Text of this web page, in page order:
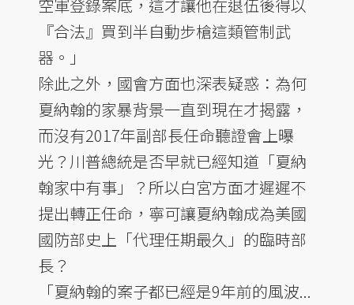
空軍登錄案底，這才讓他在退伍後得以
『合法』買到半自動步槍這類管制武
器。」
除此之外，國會方面也深表疑惑：為何
夏納翰的家暴背景一直到現在才揭露，
而沒有2017年副部長任命聽證會上曝
光？川普總統是否早就已經知道「夏納
翰家中有事」？所以白宮方面才遲遲不
提出轉正任命，寧可讓夏納翰成為美國
國防部史上「代理任期最久」的臨時部
長？
「夏納翰的案子都已經是9年前的風波...